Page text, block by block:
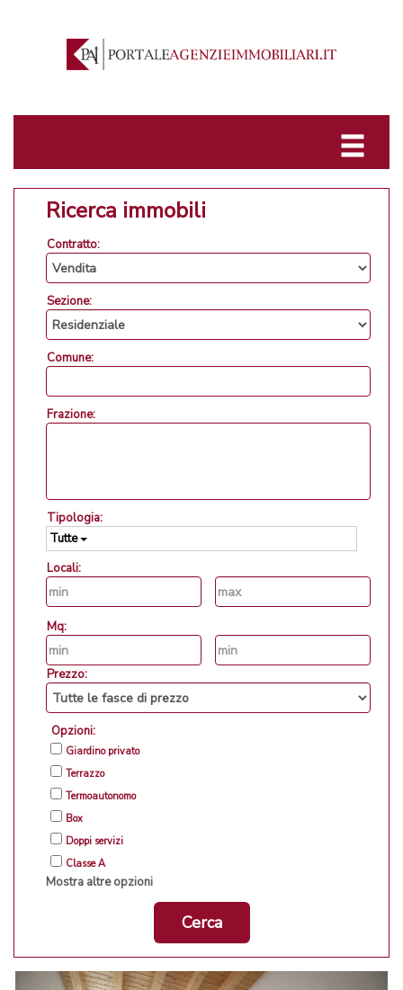
Ricerca immobili
Contratto:
Sezione:
Comune:
Frazione:
Tipologia:
Tutte
Locali:
Mq:
Prezzo:
Opzioni:
Giardino privato
Terrazzo
Termoautonomo
Box
Doppi servizi
Classe A
Mostra altre opzioni
Cerca